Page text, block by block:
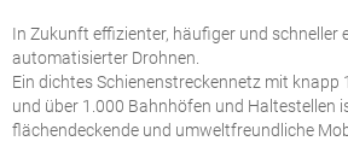
In Zukunft effizienter, häufiger und schneller
automatisierter Drohnen.
Ein dichtes Schienenstreckennetz mit knapp
und über 1.000 Bahnhöfen und Haltestellen
flächendeckende und umweltfreundliche